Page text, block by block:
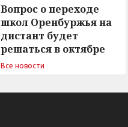
Вопрос о переходе
школ Оренбуржья на
дистант будет
решаться в октябре
Все новости